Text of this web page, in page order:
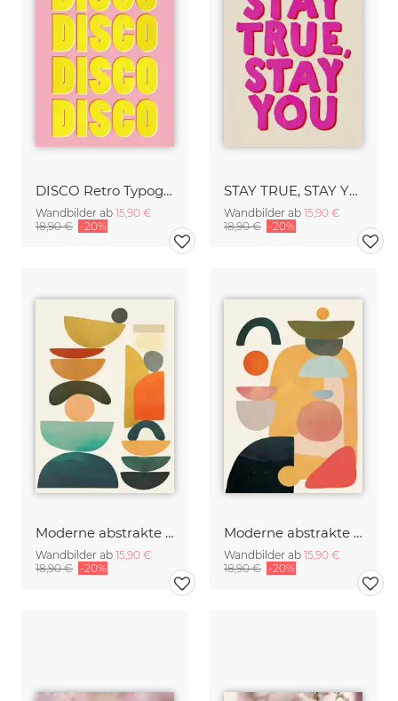
DISCO Retro Typography - Handmade Texture Vibrant Pink & Yellow
Wandbilder ab 15,90 €
18,90 € -20%
STAY TRUE, STAY YOU - Handmade Lettering - Textured Fine Art Print
Wandbilder ab 15,90 €
18,90 € -20%
Moderne abstrakte Kunst
Wandbilder ab 15,90 €
18,90 € -20%
Moderne abstrakte Kunst
Wandbilder ab 15,90 €
18,90 € -20%